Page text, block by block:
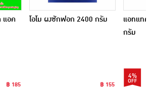
แอค
฿ 185
โอโม ผงซักฟอก 2400 กรัม
฿ 155
แอทแทค
กรัม
4%